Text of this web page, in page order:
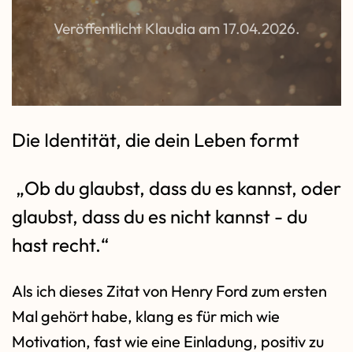
Veröffentlicht Klaudia am17.04.2026.
Die Identität, die dein Leben formt
„Ob du glaubst, dass du es kannst, oder
glaubst, dass du es nicht kannst - du
hast recht.“
Als ich dieses Zitat von Henry Ford zum ersten
Mal gehört habe, klang es für mich wie
Motivation, fast wie eine Einladung, positiv zu